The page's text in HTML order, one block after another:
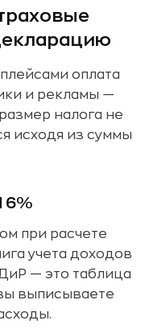
оплата
и рекламы —
налога не
исходя из суммы
6%
при расчете
учета доходов
— это таблица
выписываете